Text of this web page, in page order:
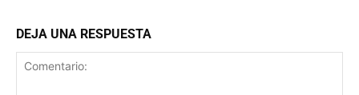
DEJA UNA RESPUESTA